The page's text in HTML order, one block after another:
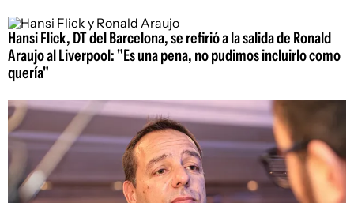
Hansi Flick, DT del Barcelona, se refirió a la salida de Ronald
Araujo al Liverpool: "Es una pena, no pudimos incluirlo como
quería"